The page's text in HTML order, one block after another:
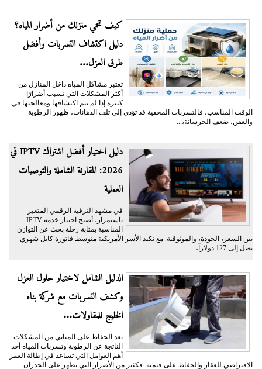
كيف تحمي منزلك من أضرار المياه؟
دليل اكتشاف التسربات وأفضل
طرق العزل...
تعتبر مشاكل المياه داخل المنازل من
أكثر المشكلات التي تسبب أضرارًا
كبيرة إذا لم يتم اكتشافها ومعالجتها في
الوقت المناسب، فالتسربات المخفية قد تؤدي إلى تلف الدهانات، ظهور الرطوبة
والعفن، ضعف الخرسانة،...
دليل اختيار أفضل اشتراك IPTV في
2026: المقارنة الشاملة والتوصيات
العملية
في مشهد الترفيه الرقمي المتغير
باستمرار، أصبح اختيار خدمة IPTV
المناسبة بمثابة رحلة بحث عن التوازن
بين السعر، الجودة، والموثوقية. مع تكبد الأسر الأمريكية متوسط فاتورة كابل شهري
يصل إلى 127 دولاراً،...
الدليل الشامل لاختيار حلول العزل
وكشف التسربات مع شركة بناء
الخليج للمقاولات...
يعد الحفاظ على المباني من المشكلات
الناتجة عن الرطوبة وتسربات المياه أحد
أهم العوامل التي تساعد في إطالة العمر
الافتراضي للعقار والحفاظ على قيمته. فكثير من الأضرار التي تظهر على الجدران